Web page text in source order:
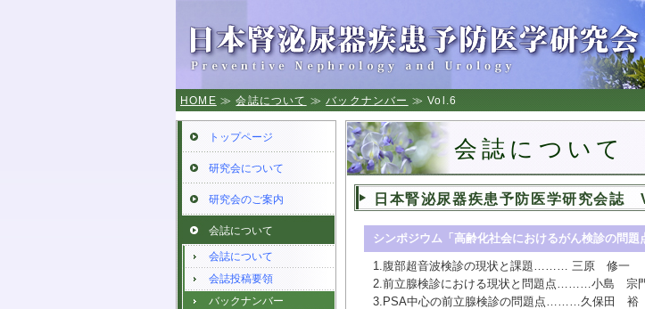
HOME ≫会誌について ≫バックナンバー ≫ Vol.6
トップページ
研究会について
研究会のご案内
会誌について
会誌について
会誌投稿要領
バックナンバー
会誌について
日本腎泌尿器疾患予防医学研究会
シンポジウム「高齢化社会におけるがん検診の問題
1.腹部超音波検診の現状と課題……… 三原 修一
2.前立腺検診における現状と問題点………小島 宗
3.PSA中心の前立腺検診の問題点………久保田 裕